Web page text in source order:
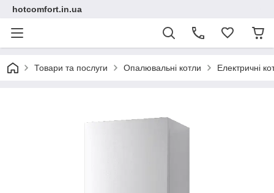
hotcomfort.in.ua
Товари та послуги Опалювальні котли Електричні